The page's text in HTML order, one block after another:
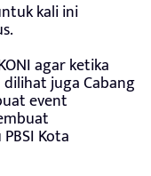
kali ini
agar ketika
juga Cabang
event
Kota